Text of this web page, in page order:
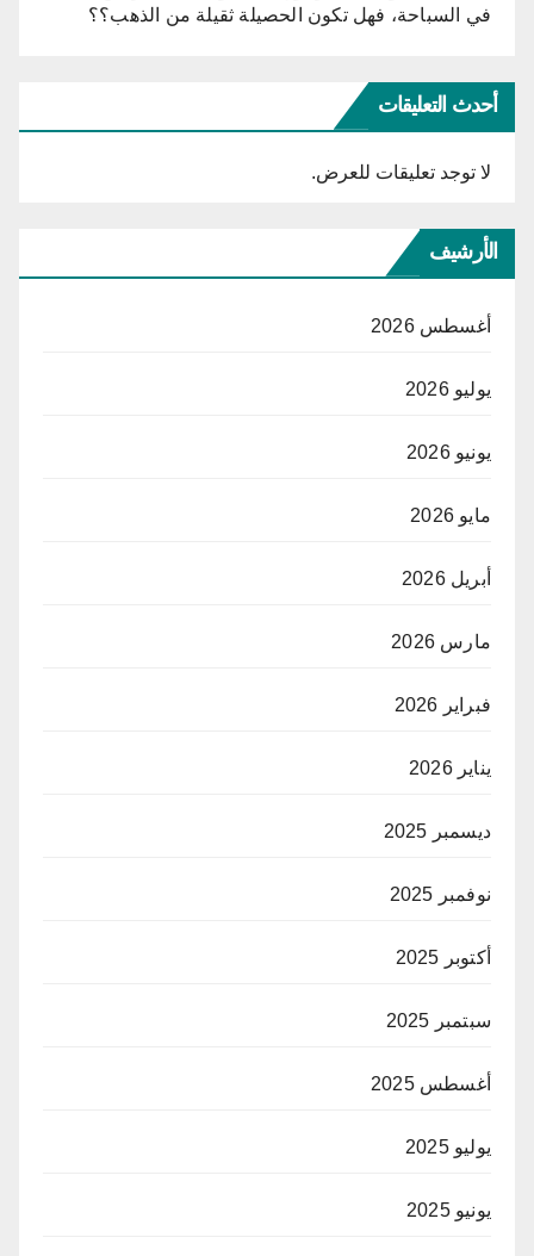
في السباحة، فهل تكون الحصيلة ثقيلة من الذهب؟؟
أحدث التعليقات
لا توجد تعليقات للعرض.
الأرشيف
أغسطس 2026
يوليو 2026
يونيو 2026
مايو 2026
أبريل 2026
مارس 2026
فبراير 2026
يناير 2026
ديسمبر 2025
نوفمبر 2025
أكتوبر 2025
سبتمبر 2025
أغسطس 2025
يوليو 2025
يونيو 2025